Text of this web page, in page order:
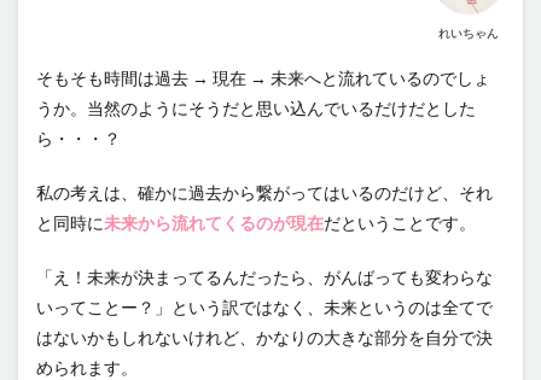
から
付い
てく
る
未来
日記
き方
5
未来
日記
れいちゃん
そもそも時間は過去 → 現在 → 未来へと流れているのでしょ
うか。当然のようにそうだと思い込んでいるだけだとした
ら・・・？
私の考えは、確かに過去から繋がってはいるのだけど、それ
と同時に未来から流れてくるのが現在だということです。
「え！未来が決まってるんだったら、がんばっても変わらな
いってことー？」という訳ではなく、未来というのは全てで
はないかもしれないけれど、かなりの大きな部分を自分で決
められます。